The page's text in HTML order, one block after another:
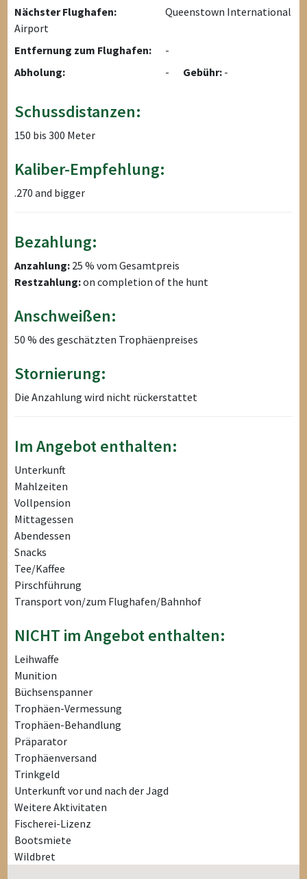
Nächster Flughafen:
Queenstown International
Airport
Entfernung zum Flughafen:
-
Abholung:
- Gebühr: -
Schussdistanzen:
150 bis 300 Meter
Kaliber-Empfehlung:
.270 and bigger
Bezahlung:
Anzahlung: 25 % vom Gesamtpreis
Restzahlung:on completion of the hunt
Anschweißen:
50 % des geschätzten Trophäenpreises
Stornierung:
Die Anzahlung wird nicht rückerstattet
Im Angebot enthalten:
Unterkunft
Mahlzeiten
Vollpension
Mittagessen
Abendessen
Snacks
Tee/Kaffee
Pirschführung
Transport von/zum Flughafen/Bahnhof
NICHT im Angebot enthalten:
Leihwaffe
Munition
Büchsenspanner
Trophäen-Vermessung
Trophäen-Behandlung
Präparator
Trophäenversand
Trinkgeld
Unterkunft vor und nach der Jagd
Weitere Aktivitaten
Fischerei-Lizenz
Bootsmiete
Wildbret